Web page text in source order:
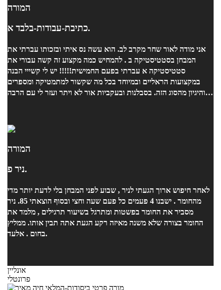
המורה
כתיבת-עבודות-בלבד א.
אני מודה לאור שחר מקרב לב. הוא עשה נס איתי ובזכותו עברתי את
המבחן בסטטיסטיקה ב . להמחיש כמה מקצוע זה קשה עבורי את
סטטיסטיקה א עברתי בפעם החמישית!!!!! יש לי קשייי הבנה
במקצועות הראליים ובמיוחד בכל מה שקשור למתמטיקה ומספרים
והיגיון מהסוג הזה. בסבלנות ובעקביות אור לא ויתר ועזר לי עם הרבה
המורה
ניר פ.
לאחר חיפוש ארוך הגעתי לניר , שבוע לפני המבחן בלי לדעת יותר מדי
מהחומר . ישבנו 4 פעמים כל פעם שעה וחצי ובסוף הוצאתי 85. ניר
מסביר את החומר בפשטות ומתרגל בשיעור תרגילים , מלמד את
החומר בצורה שלא משנה מאיזה רקע הגעת אתה תבין אותו. ממליץ
בחום . אלעד.
אונליין
פרונטלי